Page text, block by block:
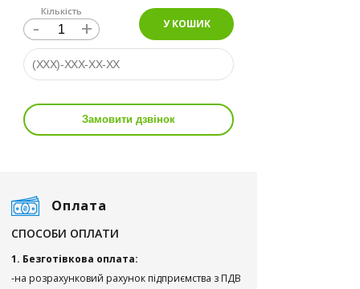
Кількість
- + У КОШИК
Замовити дзвінок
Оплата
СПОСОБИ ОПЛАТИ
1. Безготівкова оплата:
-на розрахунковий рахунок підприємства з ПДВ